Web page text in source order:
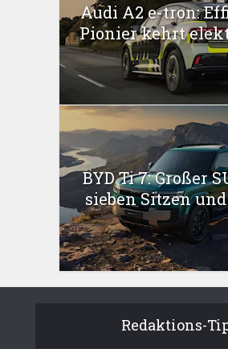
Audi A2 e-tron:
Pionier kehrt
BYD Ti 7: Großer
sieben Sitzen und
Redaktions-